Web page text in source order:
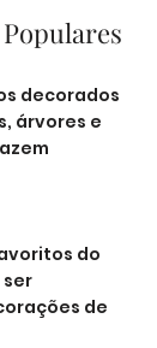
decorados
árvores e
do
de